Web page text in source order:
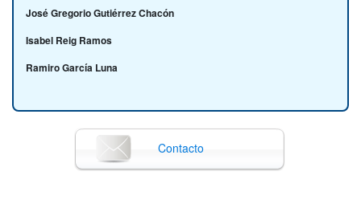
José Gregorio Gutiérrez Chacón
Isabel Reig Ramos
Ramiro García Luna
Contacto